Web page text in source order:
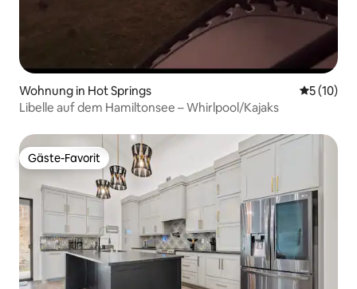
Wohnung in Hot Springs
5 (10)
Libelle auf dem Hamiltonsee – Whirlpool/Kajaks
Gäste-Favorit
Gäste-Favorit